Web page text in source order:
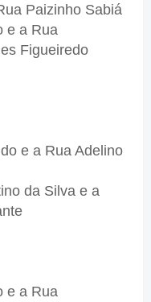
Paizinho Sabiá
e a Rua
Figueiredo
e a Rua Adelino
da Silva e a
e a Rua